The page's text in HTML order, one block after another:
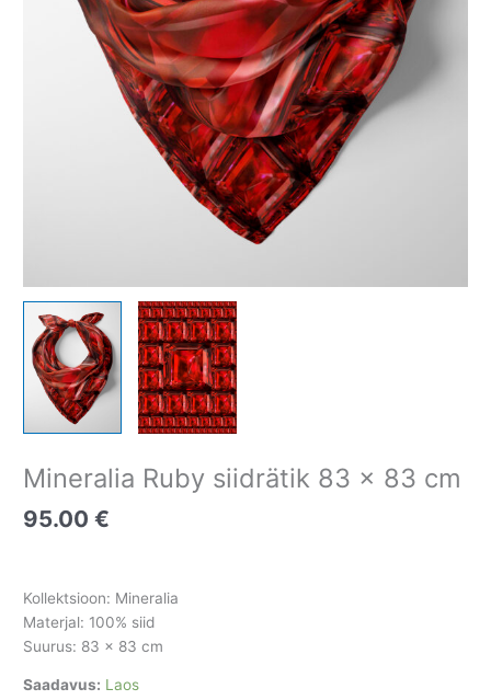
Mineralia Ruby siidrätik 83 x 83 cm
95.00€
Kollektsioon: Mineralia
Materjal: 100% siid
Suurus: 83 × 83 cm
Saadavus: Laos